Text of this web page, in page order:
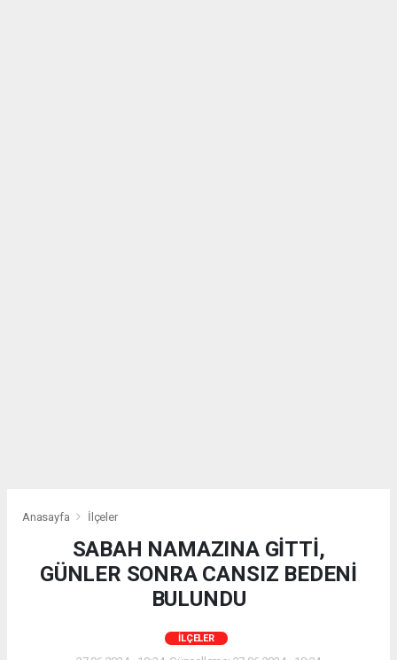
Anasayfa İlçeler
SABAH NAMAZINA GİTTİ,
GÜNLER SONRA CANSIZ BEDENİ
BULUNDU
İLÇELER